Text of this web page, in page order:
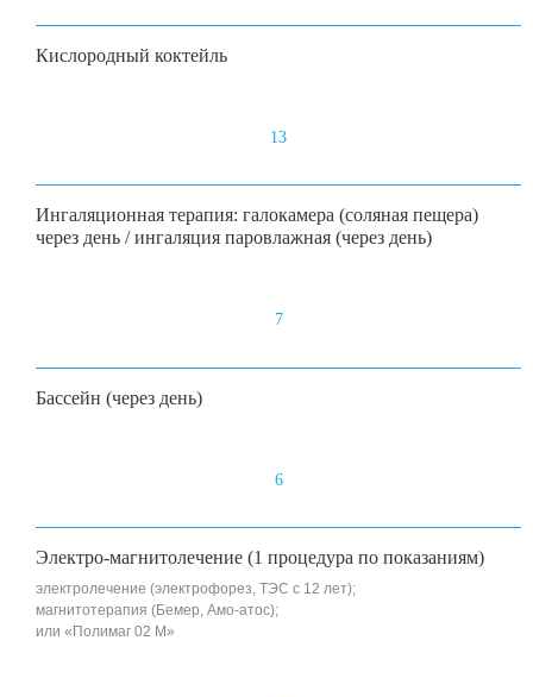
Кислородный коктейль
13
Ингаляционная терапия: галокамера (соляная пещера)
через день / ингаляция паровлажная (через день)
7
Бассейн (через день)
6
Электро-магнитолечение (1 процедура по показаниям)
электролечение (электрофорез, ТЭС с 12 лет);
магнитотерапия (Бемер, Амо-атос);
или «Полимаг 02 М»